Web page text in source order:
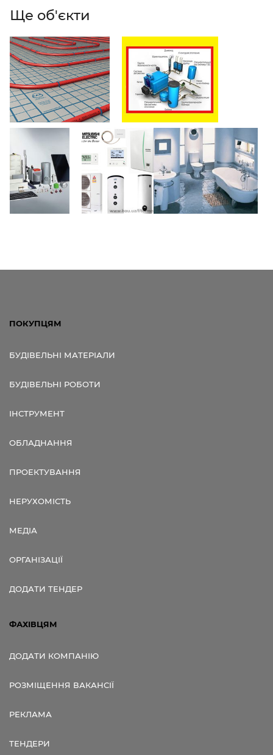
Ще об'єкти
ПОКУПЦЯМ
БУДІВЕЛЬНІ МАТЕРІАЛИ
БУДІВЕЛЬНІ РОБОТИ
ІНСТРУМЕНТ
ОБЛАДНАННЯ
ПРОЕКТУВАННЯ
НЕРУХОМІСТЬ
МЕДІА
ОРГАНІЗАЦІЇ
ДОДАТИ ТЕНДЕР
ФАХІВЦЯМ
ДОДАТИ КОМПАНІЮ
РОЗМІЩЕННЯ ВАКАНСІЇ
РЕКЛАМА
ТЕНДЕРИ